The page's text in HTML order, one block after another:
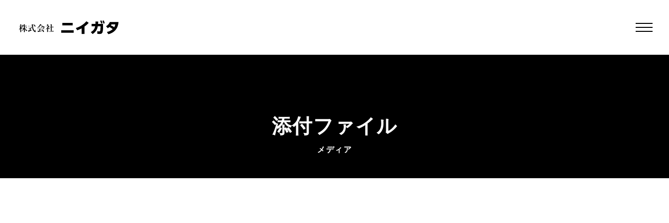
添付ファイル
メディア